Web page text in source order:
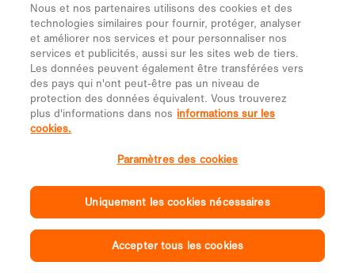
Nous et nos partenaires utilisons des cookies et des
technologies similaires pour fournir, protéger, analyser
et améliorer nos services et pour personnaliser nos
services et publicités, aussi sur les sites web de tiers.
Les données peuvent également être transférées vers
des pays qui n'ont peut-être pas un niveau de
protection des données équivalent. Vous trouverez
plus d'informations dans nos informations sur les
cookies.
Paramètres des cookies
Uniquement les cookies nécessaires
Accepter tous les cookies